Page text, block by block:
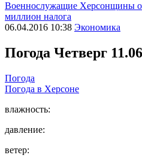
Военнослужащие Херсонщины
миллион налога
06.04.2016 10:38 Экономика
Погода Четверг
Погода
Погода в Херсоне
влажность:
давление:
ветер: